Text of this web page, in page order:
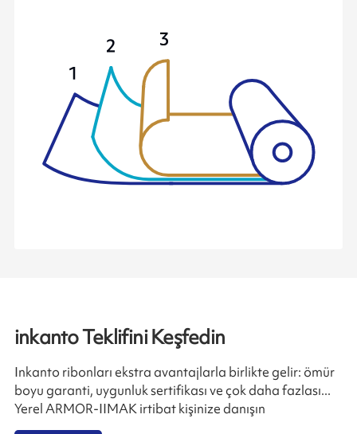
inkanto Teklifini Keşfedin
Inkanto ribonları ekstra avantajlarla birlikte gelir: ömür
boyu garanti, uygunluk sertifikası ve çok daha fazlası...
Yerel ARMOR-IIMAK irtibat kişinize danışın